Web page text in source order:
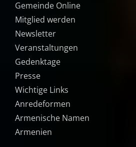
Gemeinde Online
Mitglied werden
Newsletter
Veranstaltungen
Gedenktage
Presse
Wichtige Links
Anredeformen
Armenische Namen
Armenien